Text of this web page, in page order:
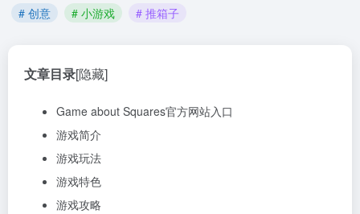
# 创意
# 小游戏 # 推箱子
文章目录[隐藏]
Game about Squares官方网站入口
游戏简介
游戏玩法
游戏特色
游戏攻略